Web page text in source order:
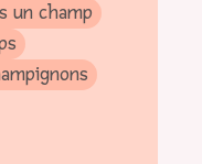
un champ